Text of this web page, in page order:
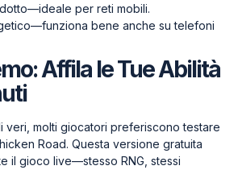
per reti mobili.
bene anche su telefoni
Affila le Tue Abilità
veri, molti giocatori preferiscono testare
Road. Questa versione gratuita
il gioco live—stesso RNG, stessi